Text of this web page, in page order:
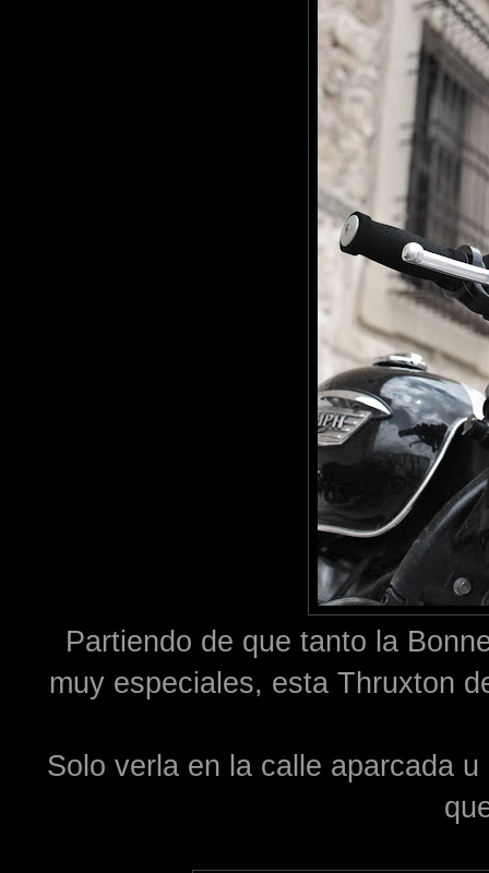
Partiendo de que tanto la
muy especiales, esta Thruxton
Solo verla en la calle aparcada